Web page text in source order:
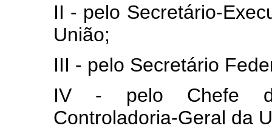
II - pelo Secretário-
União;
III - pelo Secretário
IV - pelo Chefe
Controladoria-Geral da